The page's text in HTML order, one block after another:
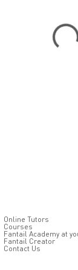
Online Tutors
Courses
Fantail Academy at
Fantail Creator
Contact Us